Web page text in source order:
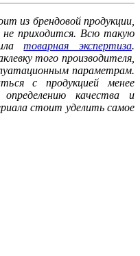
из брендовой продукции,
не приходится. Всю такую
товарная экспертиза.
того производителя,
параметрам.
с продукцией менее
качества и
стоит уделить самое